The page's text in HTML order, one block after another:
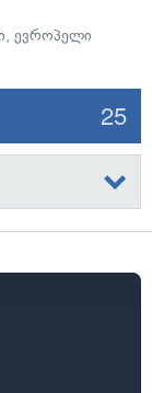
, ევროპელი
25